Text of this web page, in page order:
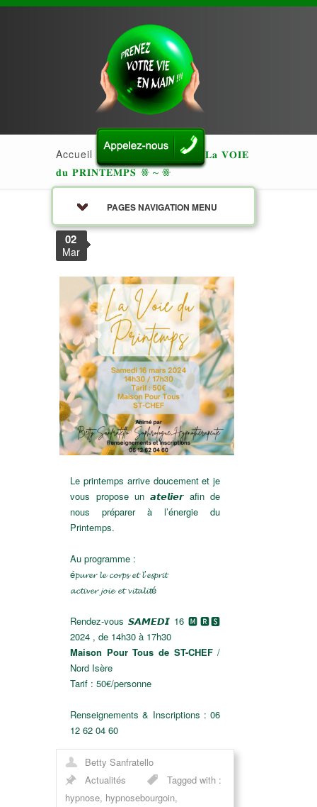
PAGES NAVIGATION MENU
Accueil » Actualités » ꗥ～ꗥ
𝐋𝐚 𝐕𝐎𝐈𝐄
𝐝𝐮 𝐏𝐑𝐈𝐍𝐓𝐄𝐌𝐏𝐒ꗥ～ꗥ
02
Mar
Le printemps arrive doucement et je
vous propose un 𝙖𝙩𝙚𝙡𝙞𝙚𝙧 afin de
nous préparer à l’énergie du
Printemps.
Au programme :
é𝓹𝓾𝓻𝓮𝓻 𝓵𝓮 𝓬𝓸𝓻𝓹𝓼 𝓮𝓽 𝓵’𝓮𝓼𝓹𝓻𝓲𝓽
𝓪𝓬𝓽𝓲𝓿𝓮𝓻 𝓳𝓸𝓲𝓮 𝓮𝓽 𝓿𝓲𝓽𝓪𝓵𝓲𝓽é
Rendez-vous 𝙎𝘼𝙈𝙀𝘿𝙄 16 🅼 🆁🆂
2024 , de 14h30 à 17h30
Maison Pour Tous de ST-CHEF/
Nord Isère
Tarif : 50€/personne
Renseignements & Inscriptions : 06
12 62 04 60
Betty Sanfratello
Actualités
Tagged with :
hypnose, hypnosebourgoin,